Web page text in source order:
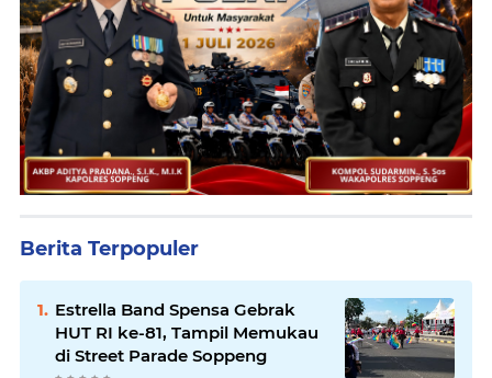
Berita Terpopuler
Estrella Band Spensa Gebrak
HUT RI ke-81, Tampil Memukau
di Street Parade Soppeng